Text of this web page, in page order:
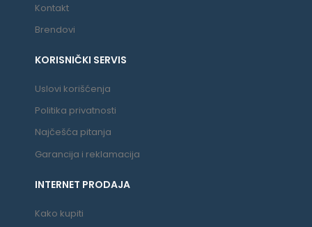
Kontakt
Brendovi
KORISNIČKI SERVIS
Uslovi korišćenja
Politika privatnosti
Najčešća pitanja
Garancija i reklamacija
INTERNET PRODAJA
Kako kupiti